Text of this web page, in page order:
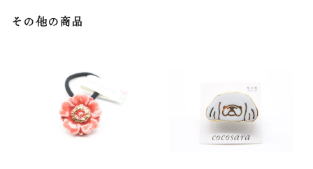
その他の商品